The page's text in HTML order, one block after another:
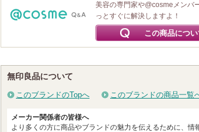
美容の専門家や@cosmeメンバ
っとすぐに解決しますよ！
この商品につ
無印良品について
このブランドのTopへ このブランドの商品一覧
メーカー関係者の皆様へ
より多くの方に商品やブランドの魅力を伝えるために、